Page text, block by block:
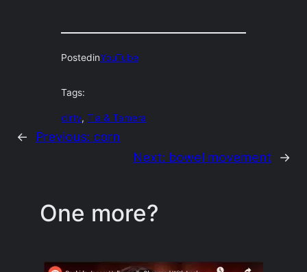
PostedinYouTube
Tags:
dirty, Tia & Tamera
← Previous: corn
Next: bowel movement →
One more?